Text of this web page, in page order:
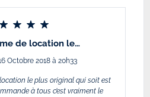
de location le…
Octobre 2018 à 20h33
location le plus original qui soit est
à tous c’est vraiment le